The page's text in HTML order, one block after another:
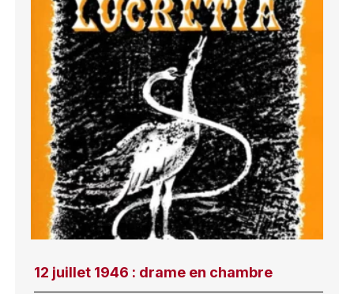
12 juillet 1946 : drame en chambre